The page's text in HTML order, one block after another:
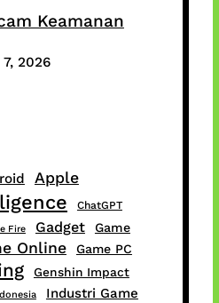
Keamanan
2026
Apple
ChatGPT
Fire Gadget Game
Online Game PC
Genshin Impact
Industri Game